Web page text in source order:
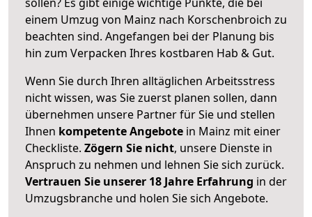
einem Umzug von Mainz nach Korschenbroich zu
beachten sind. Angefangen bei der Planung bis
hin zum Verpacken Ihres kostbaren Hab & Gut.
Wenn Sie durch Ihren alltäglichen Arbeitsstress
nicht wissen, was Sie zuerst planen sollen, dann
übernehmen unsere Partner für Sie und stellen
Ihnen kompetente Angebote in Mainz mit einer
Checkliste. Zögern Sie nicht, unsere Dienste in
Anspruch zu nehmen und lehnen Sie sich zurück.
Vertrauen Sie unserer 18 Jahre Erfahrung in der
Umzugsbranche und holen Sie sich Angebote.